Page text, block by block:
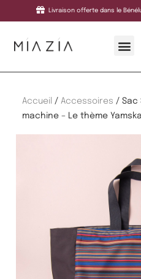
Livraison offerte dans le
Accueil / Accessoires / Sac
machine – Le thème